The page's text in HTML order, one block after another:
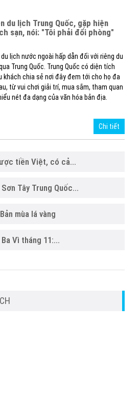
du lịch Trung Quốc, gặp hiện
sạn, nói: "Tôi phải đổi phòng"
lịch nước ngoài hấp dẫn đối với riêng du
Trung Quốc. Trung Quốc có diện tích
khách chia sẻ nơi đây đem tới cho họ đa
từ vui chơi giải trí, mua sắm, tham quan
nét đa dạng của văn hóa bản địa.
Chi tiết
tiền Việt, có cả...
Tây Trung Quốc...
mùa lá vàng
Vì tháng 11:...